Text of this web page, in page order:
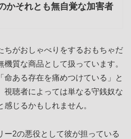
かそれとも無自覚な加害者
ちがおしゃべりをするおもちゃだ
質な商品として扱っています。
命ある存在を痛めつけている」と
視聴者によっては単なる守銭奴な
じるかもしれません。
ー2の悪役として彼が担っている